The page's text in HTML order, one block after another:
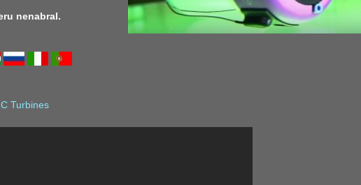
nenabral.
Turbines